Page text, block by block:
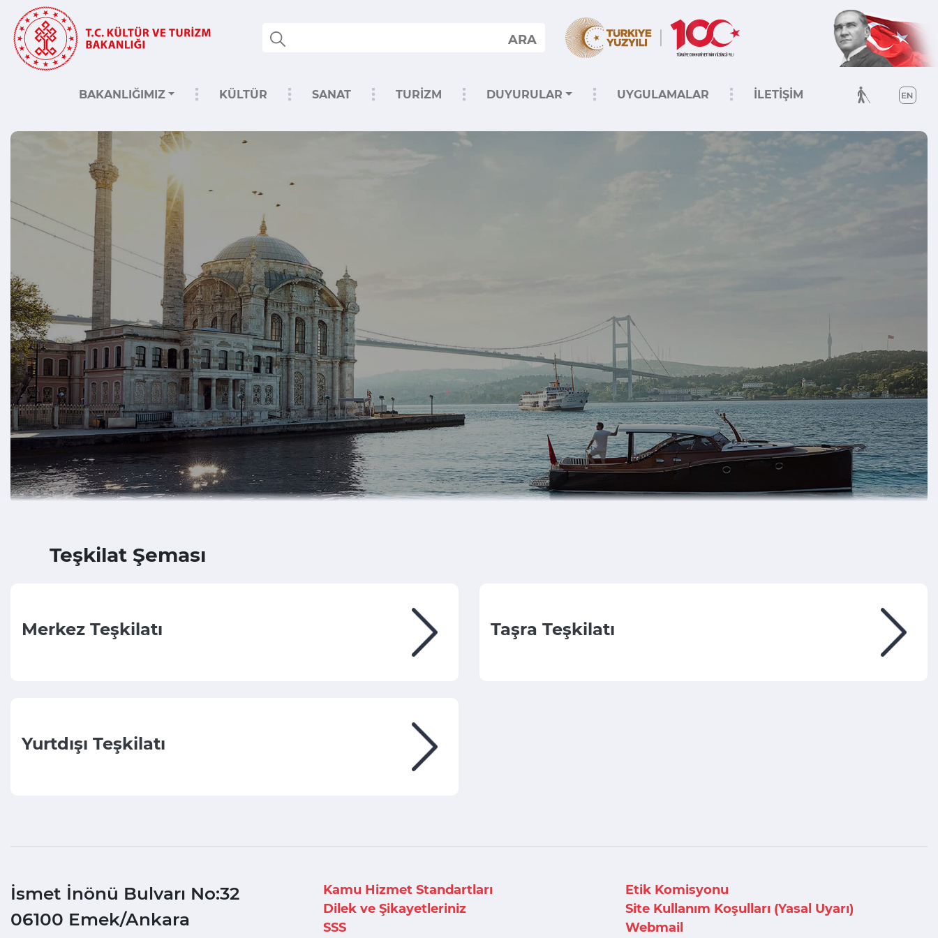
ARA
BAKANLIĞIMIZ KÜLTÜR SANAT TURİZM DUYURULAR UYGULAMALAR İLETİŞİM
Teşkilat Şeması
Merkez Teşkilatı Taşra Teşkilatı
Yurtdışı Teşkilatı
İsmet İnönü Bulvarı No:32
06100 Emek/Ankara
Kamu Hizmet Standartları
Etik Komisyonu
Dilek ve Şikayetleriniz
Site Kullanım Koşulları (Yasal Uyarı)
SSS
Webmail